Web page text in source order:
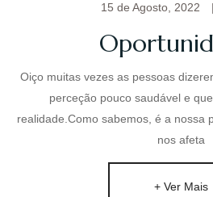
15 de Agosto, 2022 |
Oiço muitas vezes as pessoas
perceção pouco saudável e
realidade.Como sabemos, é a nossa
nos afeta
+ Ver Mais
Até que em 2012, decido mudar
meditar e a questionar-me
Desde miúda que sempre
tive muita facilidade de
facilidade as pessoas falavam
vezes, quase sem me
comentavam que se sentiam